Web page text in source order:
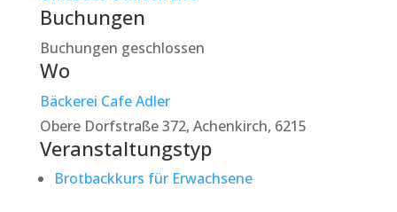
Buchungen
Buchungen geschlossen
Wo
Bäckerei Cafe Adler
Obere Dorfstraße 372, Achenkirch, 6215
Veranstaltungstyp
Brotbackkurs für Erwachsene